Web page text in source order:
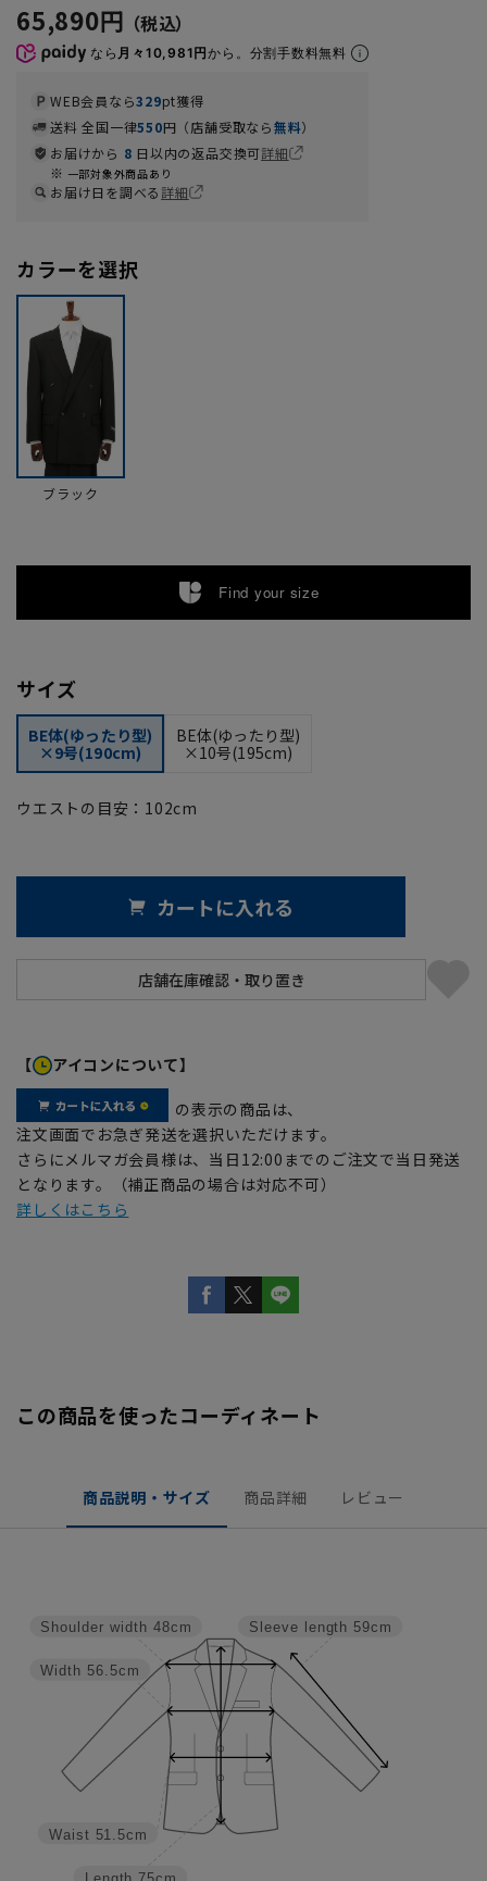
65,890円
なら 月々10,981円から。分割手数料無料
WEB会員なら329pt獲得
送料 全国一律550円（店舗受取なら無料）
お届けから 8 日以内の返品交換可詳細
一部対象外商品あり
お届け日を調べる詳細
カラーを選択
ブラック
Find your size
サイズ
BE体(ゆったり型)
×9号(190cm)
BE体(ゆったり型)
×10号(195cm)
ウエストの目安： 102cm
カートに入れる
【 アイコンについて】
の表示の商品は、
注文画面でお急ぎ発送を選択いただけます。
さらにメルマガ会員様は、当日12:00までのご注文で当日発送
となります。（補正商品の場合は対応不可）
詳しくはこちら
この商品を使ったコーディネート
商品説明・サイズ 商品詳細 レビュー
Sleeve length 59cm
Waist 51.5cm
Width 56.5cm
Shoulder width 48cm